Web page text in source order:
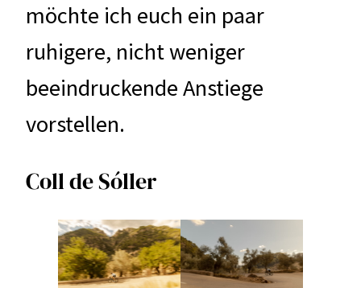
möchte ich euch ein paar
ruhigere, nicht weniger
beeindruckende Anstiege
vorstellen.
Coll de Sóller